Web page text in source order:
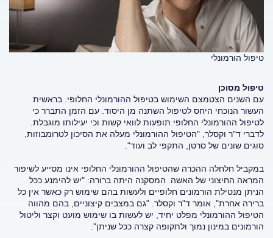
טיפול הורמונלי
טיפול מסוכן
עם השנים הצטמצם השימוש בטיפול ההורמונלי החלופי. בראשית
העשור הנוכחי היחס לטיפול השתנה מן היסוד. עם הזמן התברר כי
לטיפול ההורמונלי החלופי תופעות לוואי קשות וכי יעילותו מוגבלת.
לדברי ד"ר וקסלר, "הטיפול ההורמונלי מעלה את הסיכון לטרומבוזות,
סוגים שונים של סרטן, התקפי לב ועוד".
במקביל חלחלה ההכרה שהטיפול ההורמונלי החלופי אינו מסייע לשיפור
המראה החיצוני של האשה. המסקנה היתה ברורה: "יש להימנע ככל
הניתן מנטילת הורמונים חלופיים ולעשות בהם שימוש רק כאשר אין כל
ברירה אחרת", אומר ד"ר וקסלר. "גם במצבים קיצוניים, בהם מהווה
הטיפול ההורמונלי מפלט יחיד, יש לעשות בו שימוש מועט וקצר וליטול
הורמונים במינון נמוך ולתקופה קצרה ככל שניתן".